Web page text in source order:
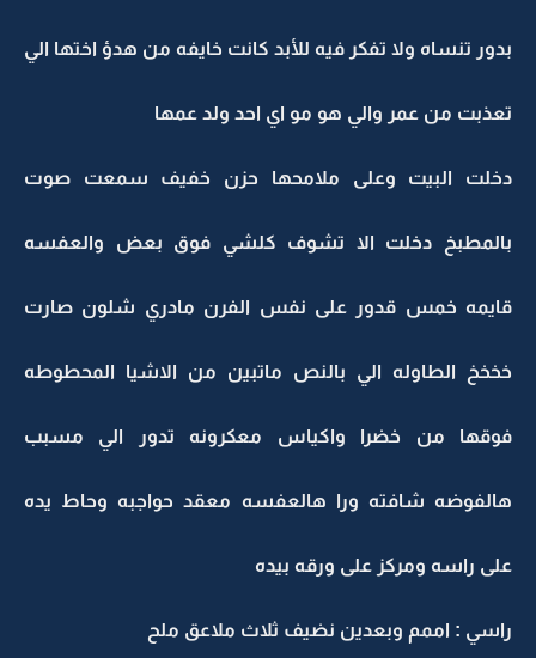
بدور تنساه ولا تفكر فيه للأبد كانت خايفه من هدؤ اختها الي
تعذبت من عمر والي هو مو اي احد ولد عمها
دخلت البيت وعلى ملامحها حزن خفيف سمعت صوت
بالمطبخ دخلت الا تشوف كلشي فوق بعض والعفسه
قايمه خمس قدور على نفس الفرن مادري شلون صارت
خخخخ الطاوله الي بالنص ماتبين من الاشيا المحطوطه
فوقها من خضرا واكياس معكرونه تدور الي مسبب
هالفوضه شافته ورا هالعفسه معقد حواجبه وحاط يده
على راسه ومركز على ورقه بيده
راسي : اممم وبعدين نضيف ثلاث ملاعق ملح